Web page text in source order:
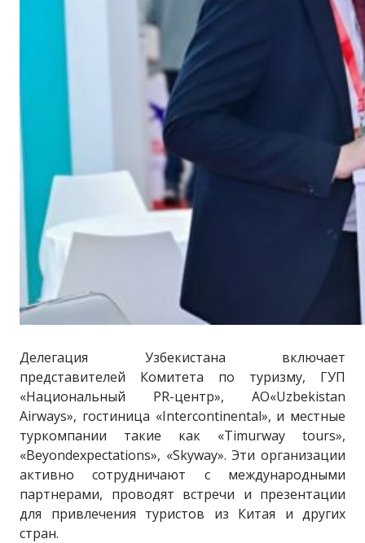
Делегация Узбекистана включает
представителей Комитета по туризму, ГУП
«Национальный PR-центр», АО«Uzbekistan
Airways», гостиница «Intercontinental», и местные
туркомпании такие как «Timurway tours»,
«Beyondexpectations», «Skyway». Эти организации
активно сотрудничают с международными
партнерами, проводят встречи и презентации
для привлечения туристов из Китая и других
стран.